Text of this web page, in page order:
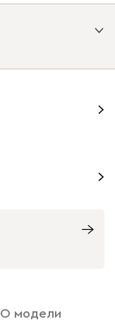
О модели